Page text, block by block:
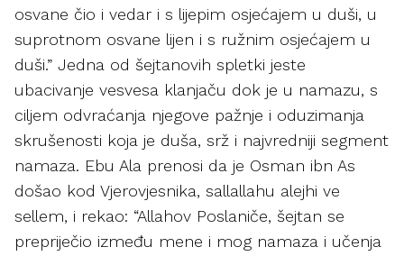
osvane čio i vedar i s lijepim osjećajem u duši, u
suprotnom osvane lijen i s ružnim osjećajem u
duši.” Jedna od šejtanovih spletki jeste
ubacivanje vesvesa klanjaču dok je u namazu, s
ciljem odvraćanja njegove pažnje i oduzimanja
skrušenosti koja je duša, srž i najvredniji segment
namaza. Ebu Ala prenosi da je Osman ibn As
došao kod Vjerovjesnika, sallallahu alejhi ve
sellem, i rekao: “Allahov Poslaniče, šejtan se
prepriječio između mene i mog namaza i učenja